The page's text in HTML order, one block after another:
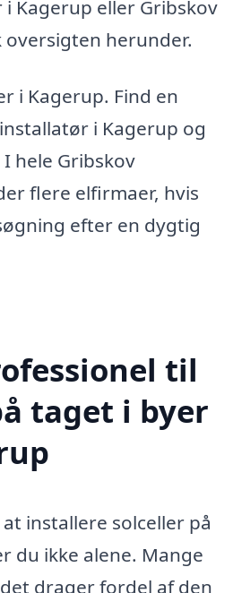
i Kagerup eller Gribskov
oversigten herunder.
i Kagerup. Find en
i Kagerup og
hele Gribskov
flere elfirmaer, hvis
efter en dygtig
til
taget i byer
installere solceller på
du ikke alene. Mange
drager fordel af den